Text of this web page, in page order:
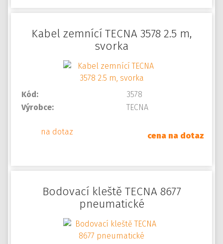
Kabel zemnící TECNA 3578 2.5 m,
svorka
Kód:
3578
Výrobce:
TECNA
na dotaz cena na dotaz
Bodovací kleště TECNA 8677
pneumatické